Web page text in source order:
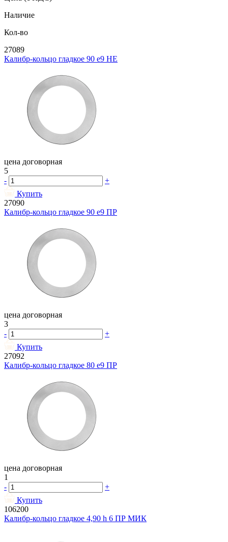
Наличие
Кол-во
27089
Калибр-кольцо гладкое 90 e9 НЕ
цена договорная
5
-
+
Купить
27090
Калибр-кольцо гладкое 90 e9 ПР
цена договорная
3
-
+
Купить
27092
Калибр-кольцо гладкое 80 e9 ПР
цена договорная
1
-
+
Купить
106200
Калибр-кольцо гладкое 4,90 h 6 ПР МИК